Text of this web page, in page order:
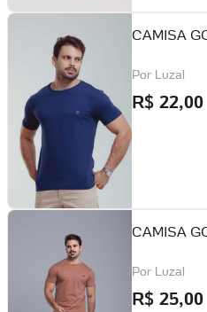
CAMISA
Por Luzal
R$ 22,00
Por Luzal
R$ 25,00